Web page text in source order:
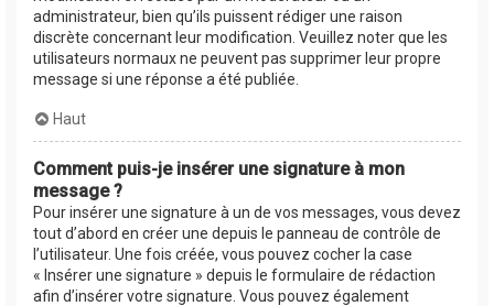
administrateur, bien qu’ils puissent rédiger une raison
discrète concernant leur modification. Veuillez noter que les
utilisateurs normaux ne peuvent pas supprimer leur propre
message si une réponse a été publiée.
Haut
Comment puis-je insérer une signature à mon
message ?
Pour insérer une signature à un de vos messages, vous devez
tout d’abord en créer une depuis le panneau de contrôle de
l’utilisateur. Une fois créée, vous pouvez cocher la case
« Insérer une signature » depuis le formulaire de rédaction
afin d’insérer votre signature. Vous pouvez également